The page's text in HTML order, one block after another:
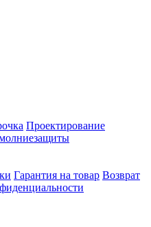
Проектирование
Гарантия на товар Возврат